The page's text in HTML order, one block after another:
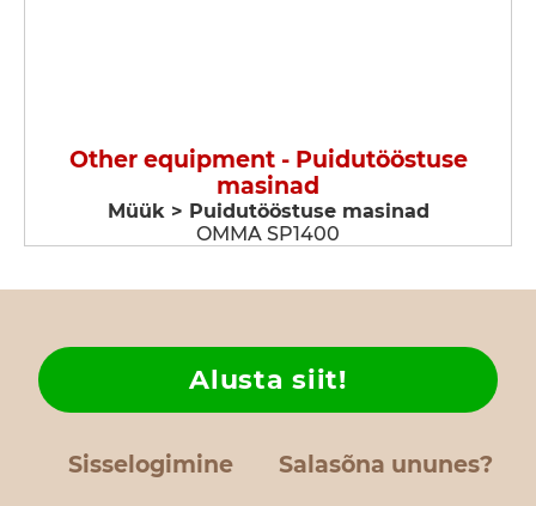
Other equipment - Puidutööstuse
masinad
Müük > Puidutööstuse masinad
OMMA SP1400
Sisselogimine Salasõna ununes?
Alusta siit!